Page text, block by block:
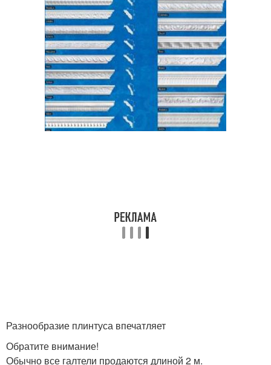
Разнообразие плинтуса впечатляет
Обратите внимание!
Обычно все галтели продаются длиной 2 м.